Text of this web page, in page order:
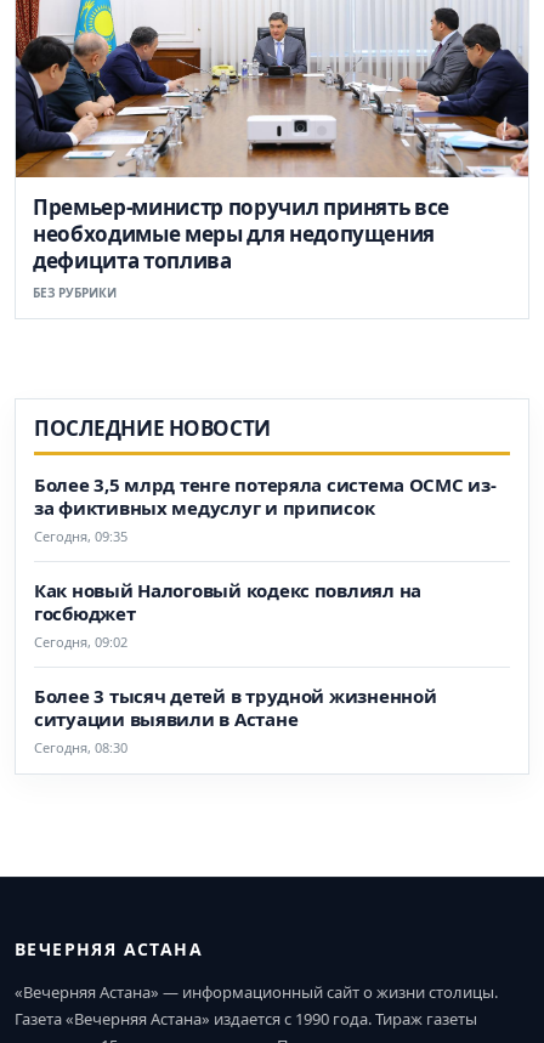
Премьер-министр поручил принять все
необходимые меры для недопущения
дефицита топлива
БЕЗ РУБРИКИ
ПОСЛЕДНИЕ НОВОСТИ
Более 3,5 млрд тенге потеряла система ОСМС из-
за фиктивных медуслуг и приписок
Сегодня, 09:35
Как новый Налоговый кодекс повлиял на
госбюджет
Сегодня, 09:02
Более 3 тысяч детей в трудной жизненной
ситуации выявили в Астане
Сегодня, 08:30
ВЕЧЕРНЯЯ АСТАНА
«Вечерняя Астана» — информационный сайт о жизни столицы.
Газета «Вечерняя Астана» издается с 1990 года. Тираж газеты